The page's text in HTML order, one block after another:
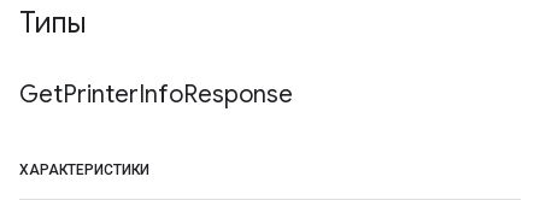
Типы
GetPrinterInfoResponse
ХАРАКТЕРИСТИКИ